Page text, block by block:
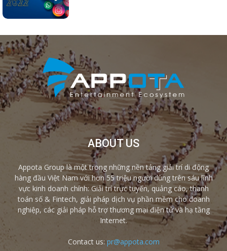
ABOUT US
Appota Group là một trong những nền tảng giải trí di động
hàng đầu Việt Nam với hơn 55 triệu người dùng trên sáu lĩnh
vực kinh doanh chính: Giải trí trực tuyến, quảng cáo, thanh
toán số & Fintech, giải pháp dịch vụ phần mềm cho doanh
nghiệp, các giải pháp hỗ trợ thương mại điện tử và hạ tầng
Internet.
Contact us: pr@appota.com